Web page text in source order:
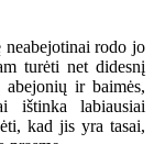
rodo jo
turėti net didesnį
ir baimės,
ištinka labiausiai
kad jis yra tasai,